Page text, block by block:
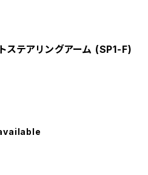
テアリングアーム (SP1-F)